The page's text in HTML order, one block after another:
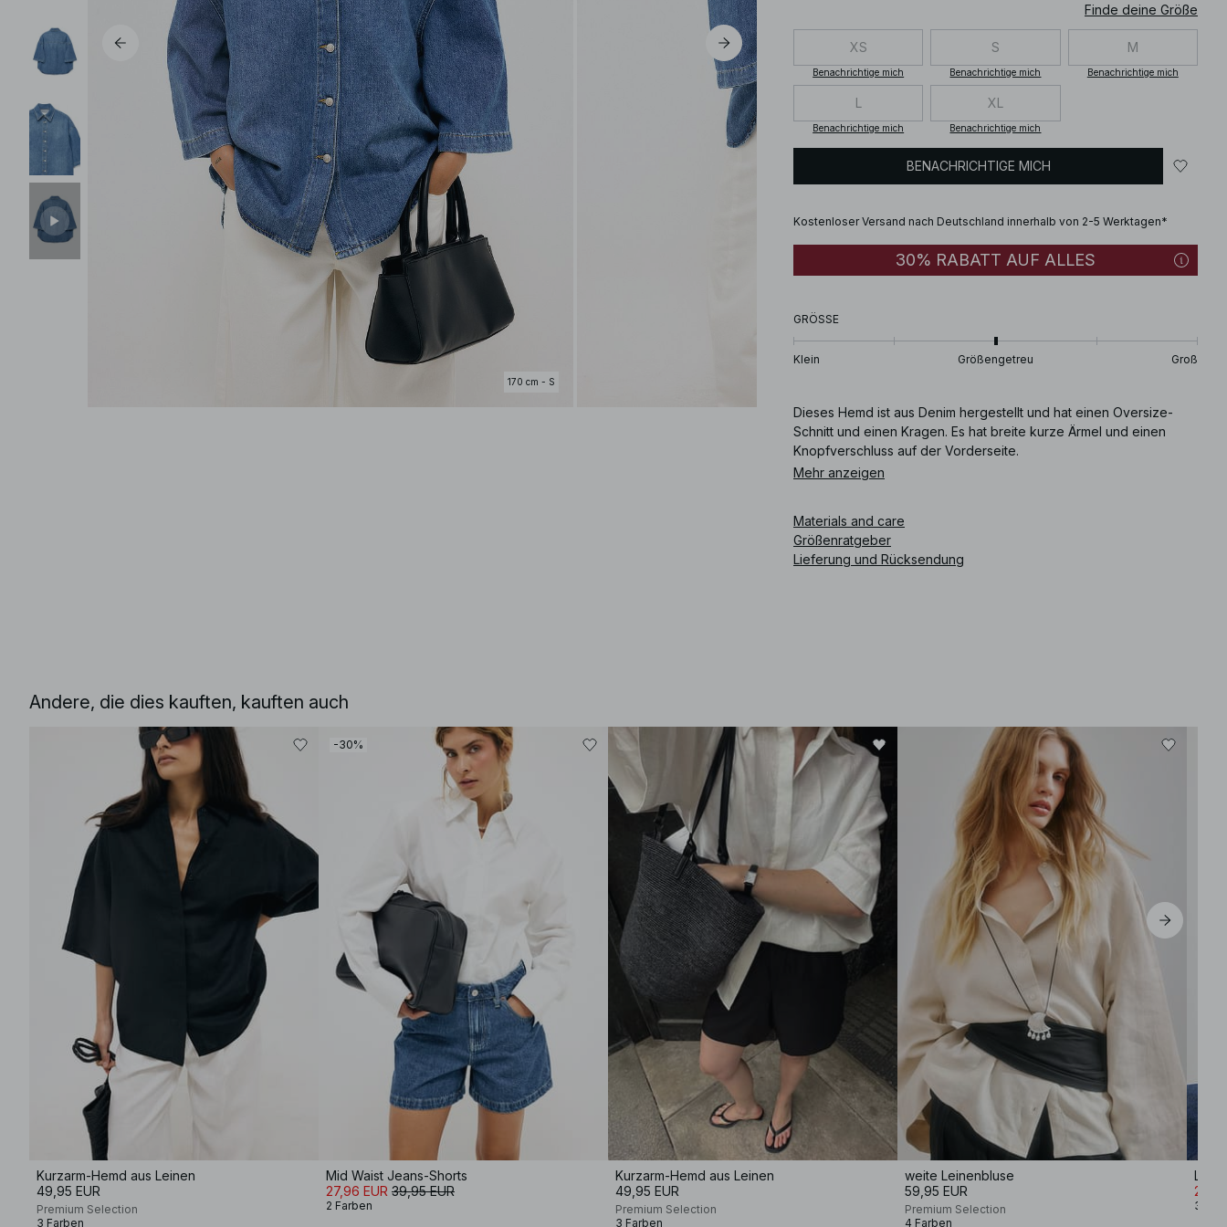
170 cm - S
Finde deine Größe
XS
Benachrichtige mich
S
Benachrichtige mich
M
Benachrichtige mich
L
Benachrichtige mich
XL
Benachrichtige mich
BENACHRICHTIGE MICH
Kostenloser Versand nach Deutschland innerhalb von 2-5 Werktagen*
30% RABATT AUF ALLES
GRÖSSE
Klein Größengetreu Groß
Dieses Hemd ist aus Denim hergestellt und hat einen Oversize-
Schnitt und einen Kragen. Es hat breite kurze Ärmel und einen
Knopfverschluss auf der Vorderseite.
Mehr anzeigen
Materials and care
Größenratgeber
Lieferung und Rücksendung
Andere, die dies kauften, kauften auch
Kurzarm-Hemd aus Leinen
49,95 EUR
Premium Selection
3 Farben
-30%
Mid Waist Jeans-Shorts
27,96 EUR 39,95 EUR
2 Farben
Kurzarm-Hemd aus Leinen
49,95 EUR
Premium Selection
3 Farben
weite Leinenbluse
59,95 EUR
Premium Selection
4 Farben
3